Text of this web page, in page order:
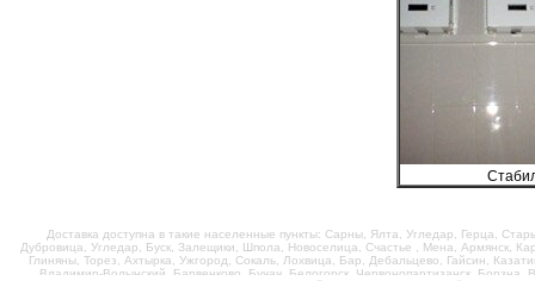
Доставка доступна в такие населенные пункты: Сарны, Ялта, Угледар, Герца,
Дубровица, Угледар, Буск, Залещики, Шпола, Новоселица, Счастье , Мена, Армянск,
Глиняны, Торез, Ахтырка, Ужгород, Сокаль, Лохвица, Бар, Дебальцево, Гайсин,
Владимир-Волынский, Барвенково, Бучач, Белогорск, Червонопартизанск,